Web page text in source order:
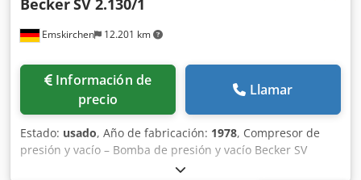
Emskirchen 12.201 km
BeckerSV 2.130/1
Información de
precio
Llamar
Estado: usado, Año de fabricación: 1978, Compresor de
presión y vacío – Bomba de presión y vacío Becker SV
2.130/1 Año de fabricación / Year: 1978 – N.º de serie / SN: